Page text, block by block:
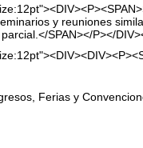
y reuniones
SPAN></P></
Ferias y